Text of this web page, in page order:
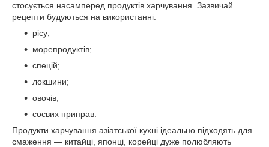
стосується насамперед продуктів харчування. Зазвичай
рецепти будуються на використанні:
рісу;
морепродуктів;
спецій;
локшини;
овочів;
соєвих приправ.
Продукти харчування азіатської кухні ідеально підходять для
смаження — китайці, японці, корейці дуже полюбляють